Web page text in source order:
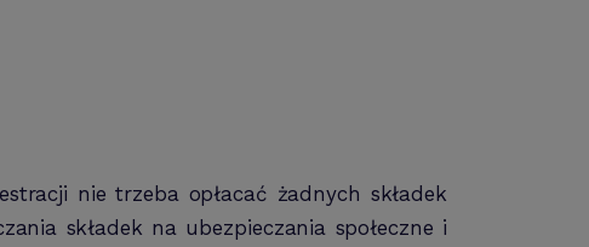
nie trzeba opłacać żadnych składek
składek na ubezpieczania społeczne i